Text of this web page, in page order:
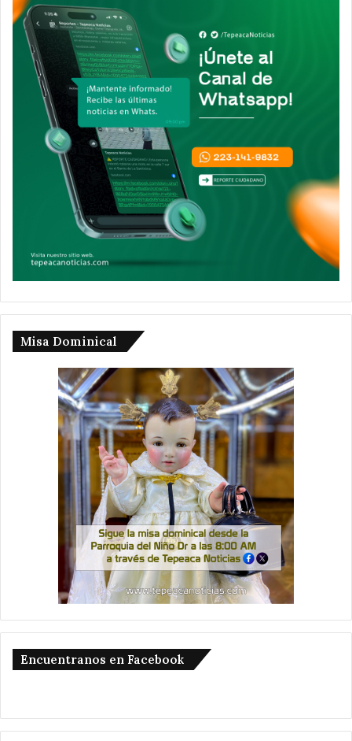
Misa Dominical
Encuentranos en Facebook